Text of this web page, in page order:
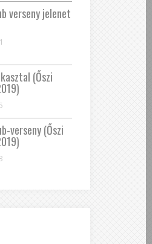
verseny jelenet
(Őszi
verseny (Őszi